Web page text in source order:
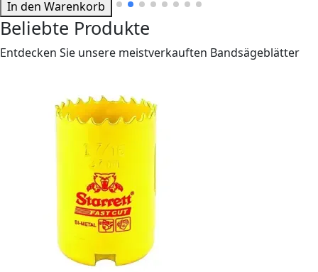
In den Warenkorb
Beliebte Produkte
Entdecken Sie unsere meistverkauften Bandsägeblätter